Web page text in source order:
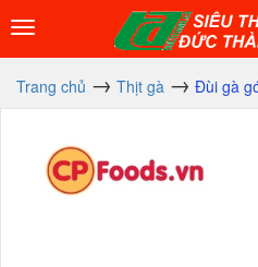
Trang chủ Thịt gà Đùi gà